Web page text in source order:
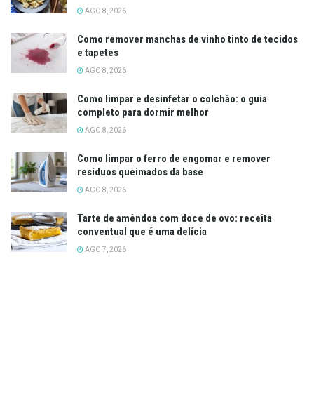
AGO 8, 2026
Como remover manchas de vinho tinto de tecidos
e tapetes
AGO 8, 2026
Como limpar e desinfetar o colchão: o guia
completo para dormir melhor
AGO 8, 2026
Como limpar o ferro de engomar e remover
resíduos queimados da base
AGO 8, 2026
Tarte de amêndoa com doce de ovo: receita
conventual que é uma delícia
AGO 7, 2026